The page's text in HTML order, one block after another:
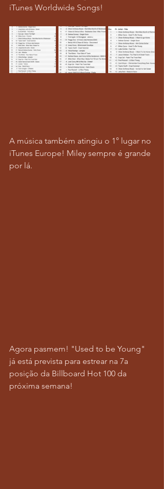
iTunes Worldwide Songs!
A música também atingiu o 1° lugar no
iTunes Europe! Miley sempre é grande
por lá.
Agora pasmem! "Used to be Young"
já está prevista para estrear na 7a
posição da Billboard Hot 100 da
próxima semana!